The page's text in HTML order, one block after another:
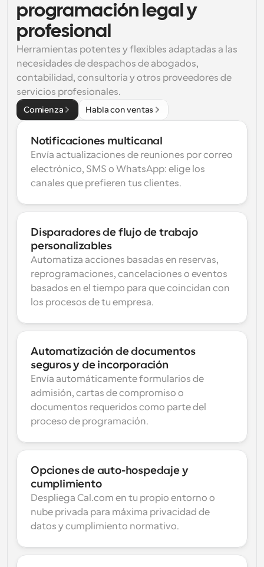
programación legal y
profesional
Herramientas potentes y flexibles adaptadas a las
necesidades de despachos de abogados,
contabilidad, consultoría y otros proveedores de
servicios profesionales.
Comienza Habla con ventas
Notificaciones multicanal
Envía actualizaciones de reuniones por correo
electrónico, SMS o WhatsApp: elige los
canales que prefieren tus clientes.
Disparadores de flujo de trabajo
personalizables
Automatiza acciones basadas en reservas,
reprogramaciones, cancelaciones o eventos
basados en el tiempo para que coincidan con
los procesos de tu empresa.
Automatización de documentos
seguros y de incorporación
Envía automáticamente formularios de
admisión, cartas de compromiso o
documentos requeridos como parte del
proceso de programación.
Opciones de auto-hospedaje y
cumplimiento
Despliega Cal.com en tu propio entorno o
nube privada para máxima privacidad de
datos y cumplimiento normativo.